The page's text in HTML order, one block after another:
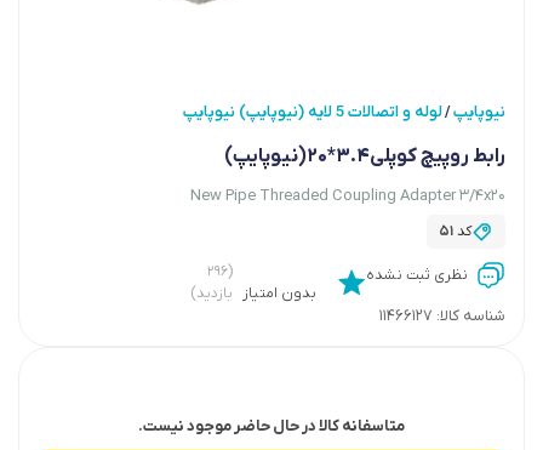
نیوپایپ/لوله و اتصالات 5 لایه (نیوپایپ) نیوپایپ
رابط روپیچ کوپلی3.4*20(نیوپایپ)
New Pipe Threaded Coupling Adapter 3/4x20
کد51
نظری ثبت نشده
بدون امتیاز
(۲۹۶
بازدید)
شناسه کالا: 11466127
متاسفانه کالا در حال حاضر موجود نیست.